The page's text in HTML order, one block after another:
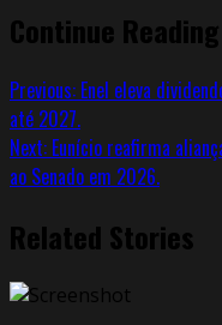
Continue Reading
Previous: Enel eleva
até 2027.
Next: Eunício reafirma
ao Senado em 2026.
Related Stories